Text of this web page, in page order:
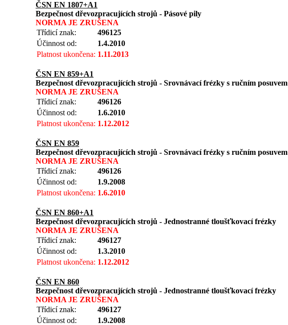
ČSN EN 1807+A1
Bezpečnost dřevozpracujících strojů - Pásové pily
NORMA JE ZRUŠENA
Třídicí znak:
496125
Účinnost od:
1.4.2010
Platnost ukončena: 1.11.2013
ČSN EN 859+A1
Bezpečnost dřevozpracujících strojů - Srovnávací frézky s ručním posuvem
NORMA JE ZRUŠENA
Třídicí znak:
496126
Účinnost od:
1.6.2010
Platnost ukončena: 1.12.2012
ČSN EN 859
Bezpečnost dřevozpracujících strojů - Srovnávací frézky s ručním posuvem
NORMA JE ZRUŠENA
Třídicí znak:
496126
Účinnost od:
1.9.2008
Platnost ukončena: 1.6.2010
ČSN EN 860+A1
Bezpečnost dřevozpracujících strojů - Jednostranné tloušťkovací frézky
NORMA JE ZRUŠENA
Třídicí znak:
496127
Účinnost od:
1.3.2010
Platnost ukončena: 1.12.2012
ČSN EN 860
Bezpečnost dřevozpracujících strojů - Jednostranné tloušťkovací frézky
NORMA JE ZRUŠENA
Třídicí znak:
496127
Účinnost od:
1.9.2008